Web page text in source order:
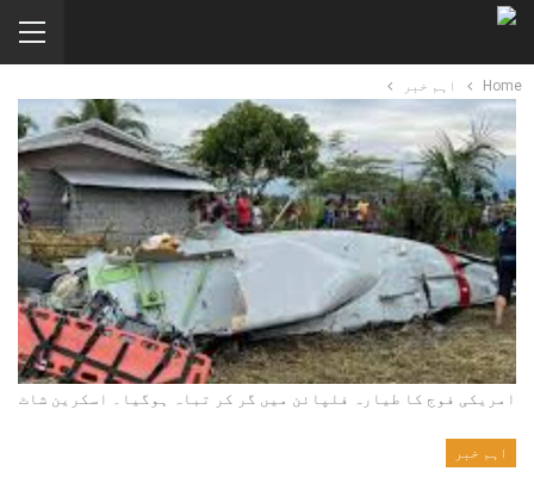
Home اہم خبر
امریکی فوج کا طیارہ فلپائن میں گر کر تباہ ہوگیا۔ اسکرین شاٹ
اہم خبر